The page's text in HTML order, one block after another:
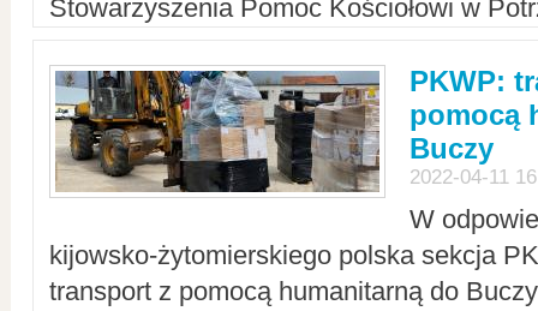
Stowarzyszenia Pomoc Kościołowi w
PKWP:
pomocą
Buczy
2022-04-11
W
kijowsko-żytomierskiego polska sekcja
transport z pomocą humanitarną do